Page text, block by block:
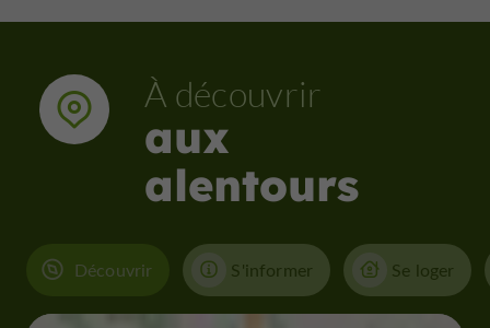
À découvrir
aux
alentours
Découvrir S'informer Se loger